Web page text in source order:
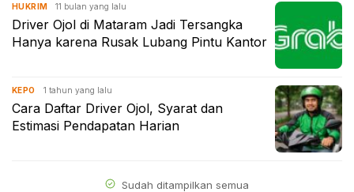
HUKRIM 11 bulan yang lalu
Driver Ojol di Mataram Jadi Tersangka
Hanya karena Rusak Lubang Pintu Kantor
KEPO 1 tahun yang lalu
Cara Daftar Driver Ojol, Syarat dan
Estimasi Pendapatan Harian
Sudah ditampilkan semua